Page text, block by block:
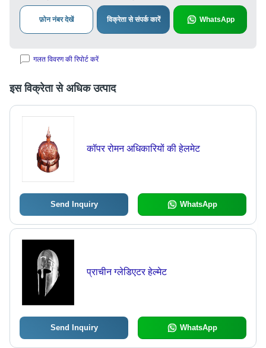
फ़ोन नंबर देखें विक्रेता से संपर्क कारें WhatsApp
गलत विवरण की रिपोर्ट करें
इस विक्रेता से अधिक उत्पाद
कॉपर रोमन अधिकारियों की हेलमेट
Send Inquiry WhatsApp
प्राचीन ग्लेडिएटर हेल्मेट
Send Inquiry WhatsApp